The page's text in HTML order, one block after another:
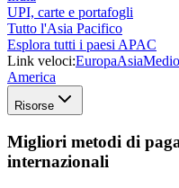
UPI, carte e portafogli
Tutto l'Asia Pacifico
Esplora tutti i paesi APAC
Link veloci:EuropaAsia
America
Risorse
Migliori metodi di
internazionali